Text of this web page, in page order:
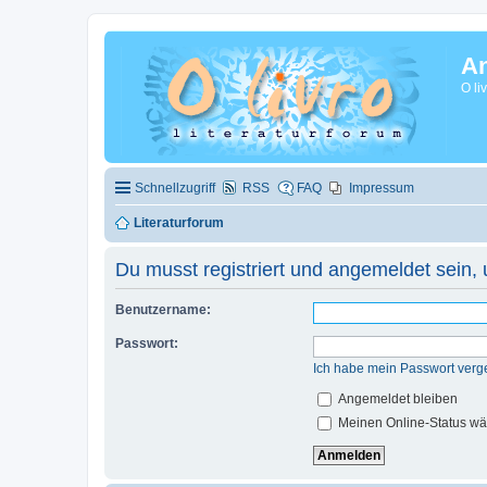
O
Schnellzugriff RSS FAQ Impressum
Literaturforum
Du musst registriert und angemeldet sein,
Benutzername:
Passwort:
Ich habe mein Passwort
Angemeldet bleiben
Meinen Online-Status